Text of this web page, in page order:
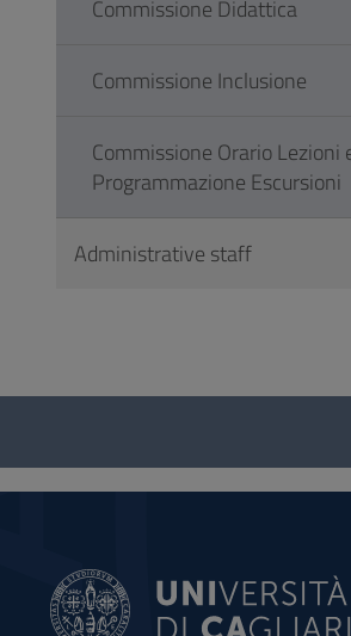
Commissione Didattica
Commissione Inclusione
Commissione Orario Lezioni
Programmazione Escursioni
Administrative staff
Questionnaire
social